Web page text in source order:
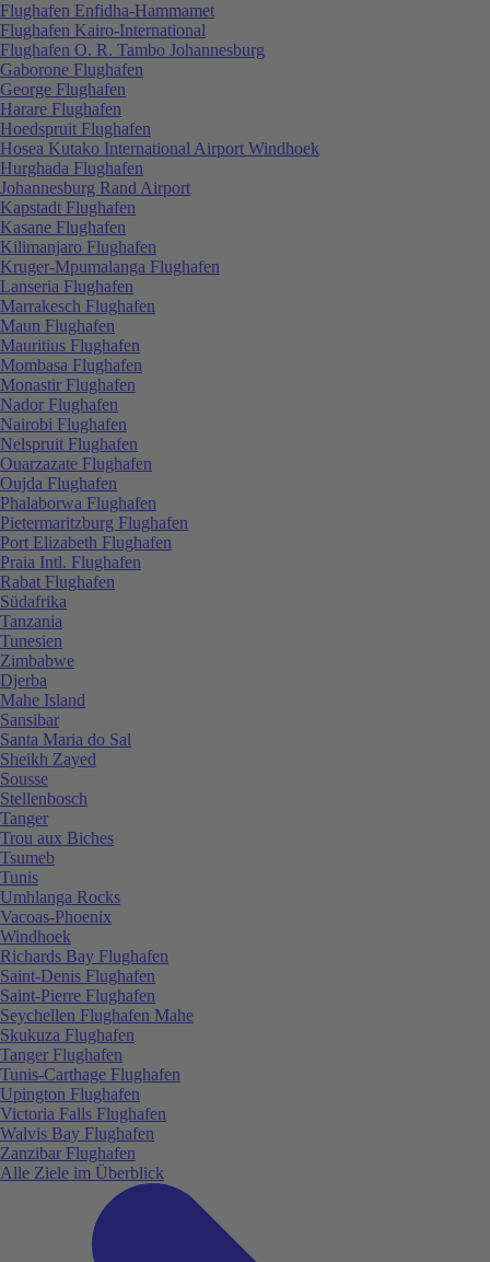
Flughafen Enfidha-Hammamet
Flughafen Kairo-International
Flughafen O. R. Tambo Johannesburg
Gaborone Flughafen
George Flughafen
Harare Flughafen
Hoedspruit Flughafen
Hosea Kutako International Airport Windhoek
Hurghada Flughafen
Johannesburg Rand Airport
Kapstadt Flughafen
Kasane Flughafen
Kilimanjaro Flughafen
Kruger-Mpumalanga Flughafen
Lanseria Flughafen
Marrakesch Flughafen
Maun Flughafen
Mauritius Flughafen
Mombasa Flughafen
Monastir Flughafen
Nador Flughafen
Nairobi Flughafen
Nelspruit Flughafen
Ouarzazate Flughafen
Oujda Flughafen
Phalaborwa Flughafen
Pietermaritzburg Flughafen
Port Elizabeth Flughafen
Praia Intl. Flughafen
Rabat Flughafen
Südafrika
Tanzania
Tunesien
Zimbabwe
Djerba
Mahe Island
Sansibar
Santa Maria do Sal
Sheikh Zayed
Sousse
Stellenbosch
Tanger
Trou aux Biches
Tsumeb
Tunis
Umhlanga Rocks
Vacoas-Phoenix
Windhoek
Richards Bay Flughafen
Saint-Denis Flughafen
Saint-Pierre Flughafen
Seychellen Flughafen Mahe
Skukuza Flughafen
Tanger Flughafen
Tunis-Carthage Flughafen
Upington Flughafen
Victoria Falls Flughafen
Walvis Bay Flughafen
Zanzibar Flughafen
Alle Ziele im Überblick